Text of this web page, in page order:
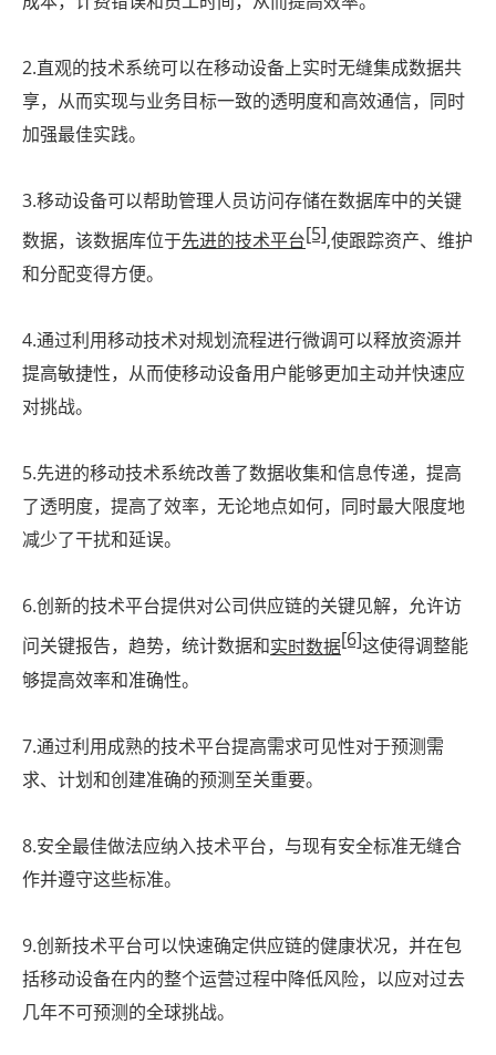
2.直观的技术系统可以在移动设备上实时无缝集成数据共
享，从而实现与业务目标一致的透明度和高效通信，同时
加强最佳实践。
3.移动设备可以帮助管理人员访问存储在数据库中的关键
数据，该数据库位于先进的技术平台[5],使跟踪资产、维护
和分配变得方便。
4.通过利用移动技术对规划流程进行微调可以释放资源并
提高敏捷性，从而使移动设备用户能够更加主动并快速应
对挑战。
5.先进的移动技术系统改善了数据收集和信息传递，提高
了透明度，提高了效率，无论地点如何，同时最大限度地
减少了干扰和延误。
6.创新的技术平台提供对公司供应链的关键见解，允许访
问关键报告，趋势，统计数据和实时数据[6]这使得调整能
够提高效率和准确性。
7.通过利用成熟的技术平台提高需求可见性对于预测需
求、计划和创建准确的预测至关重要。
8.安全最佳做法应纳入技术平台，与现有安全标准无缝合
作并遵守这些标准。
9.创新技术平台可以快速确定供应链的健康状况，并在包
括移动设备在内的整个运营过程中降低风险，以应对过去
几年不可预测的全球挑战。